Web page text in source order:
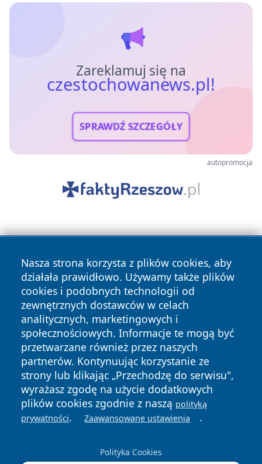
Zareklamuj się na
czestochowanews.pl!
SPRAWDŹ SZCZEGÓŁY
autopromocja
Nasza strona korzysta z plików cookies, aby
działała prawidłowo. Używamy także plików
cookies i podobnych technologii od
zewnętrznych dostawców w celach
analitycznych, marketingowych i
społecznościowych. Informacje te mogą być
przetwarzane również przez naszych
partnerów. Kontynuując korzystanie ze
strony lub klikając „Przechodzę do serwisu",
wyrażasz zgodę na użycie dodatkowych
plików cookies zgodnie z naszą polityką
prywatności. Zaawansowane ustawienia .
Polityka Cookies
Copyright © 2026 czestochowanews.pl Wszystkie prawa
zastrzeżone.
News Autorzy
Polityka
Prywatności
Polityka
Cookies
cześć